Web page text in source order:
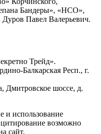
Бандеры», «НСО»,
Павел Валерьевич.
Трейд».
Балкарская Респ., г.
Дмитровское шоссе, д.
и использование
возможно
сайт.